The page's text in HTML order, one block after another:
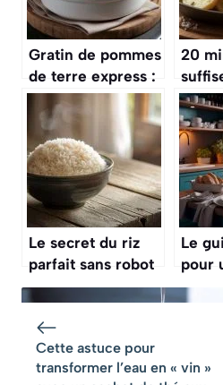
Gratin de pommes
de terre express :
voici la recette
familiale
crémeuse et
fondante qui plaît
à tout le monde
20
Le secret du riz
parfait sans robot
de cuisson, selon
les experts en
gastronomie
Le
pour
Cette astuce pour
transformer l’eau en « vin »